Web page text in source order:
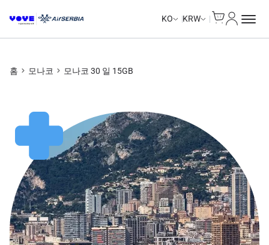
KO KRW
홈 모나코 모나코 30 일 15GB